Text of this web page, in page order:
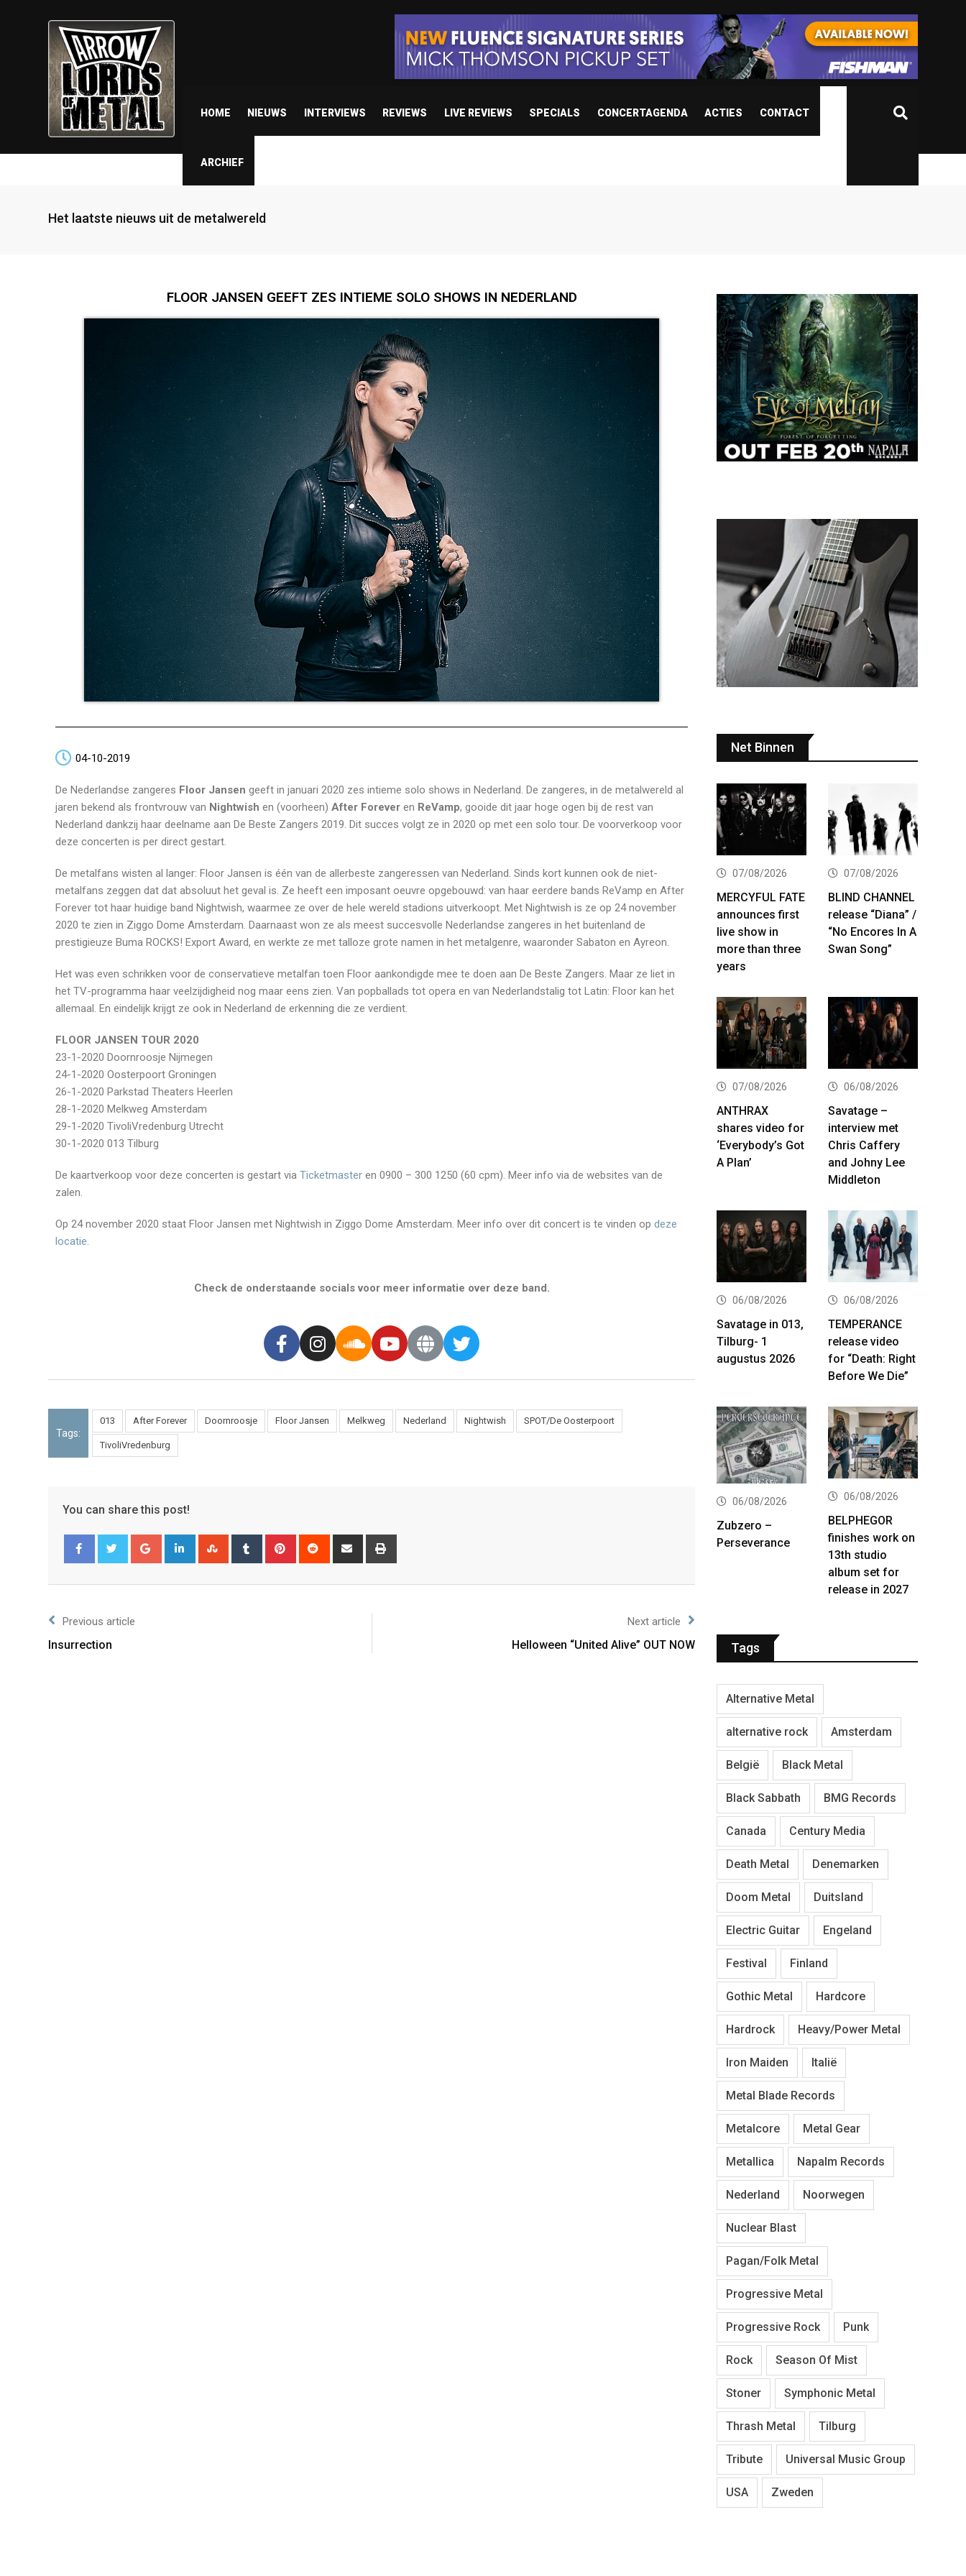
HOME NIEUWS INTERVIEWS REVIEWS LIVE REVIEWS SPECIALS CONCERTAGENDA ACTIES CONTACT
ARCHIEF
Het laatste nieuws uit de metalwereld
FLOOR JANSEN GEEFT ZES INTIEME SOLO SHOWS IN NEDERLAND
04-10-2019
De Nederlandse zangeres Floor Jansen geeft in januari 2020 zes intieme solo shows in Nederland. De zangeres, in de metalwereld al
jaren bekend als frontvrouw van Nightwish en (voorheen) After Forever en ReVamp, gooide dit jaar hoge ogen bij de rest van
Nederland dankzij haar deelname aan De Beste Zangers 2019. Dit succes volgt ze in 2020 op met een solo tour. De voorverkoop voor
deze concerten is per direct gestart.
De metalfans wisten al langer: Floor Jansen is één van de allerbeste zangeressen van Nederland. Sinds kort kunnen ook de niet-
metalfans zeggen dat dat absoluut het geval is. Ze heeft een imposant oeuvre opgebouwd: van haar eerdere bands ReVamp en After
Forever tot haar huidige band Nightwish, waarmee ze over de hele wereld stadions uitverkoopt. Met Nightwish is ze op 24 november
2020 te zien in Ziggo Dome Amsterdam. Daarnaast won ze als meest succesvolle Nederlandse zangeres in het buitenland de
prestigieuze Buma ROCKS! Export Award, en werkte ze met talloze grote namen in het metalgenre, waaronder Sabaton en Ayreon.
Het was even schrikken voor de conservatieve metalfan toen Floor aankondigde mee te doen aan De Beste Zangers. Maar ze liet in
het TV-programma haar veelzijdigheid nog maar eens zien. Van popballads tot opera en van Nederlandstalig tot Latin: Floor kan het
allemaal. En eindelijk krijgt ze ook in Nederland de erkenning die ze verdient.
FLOOR JANSEN TOUR 2020
23-1-2020 Doornroosje Nijmegen
24-1-2020 Oosterpoort Groningen
26-1-2020 Parkstad Theaters Heerlen
28-1-2020 Melkweg Amsterdam
29-1-2020 TivoliVredenburg Utrecht
30-1-2020 013 Tilburg
De kaartverkoop voor deze concerten is gestart via Ticketmaster en 0900 – 300 1250 (60 cpm). Meer info via de websites van de
zalen.
Op 24 november 2020 staat Floor Jansen met Nightwish in Ziggo Dome Amsterdam. Meer info over dit concert is te vinden op deze
locatie.
Check de onderstaande socials voor meer informatie over deze band.
Tags:
013 After Forever Doornroosje Floor Jansen Melkweg Nederland Nightwish SPOT/De Oosterpoort
TivoliVredenburg
You can share this post!
Previous article
Insurrection
Next article
Helloween “United Alive” OUT NOW
Net Binnen
07/08/2026
MERCYFUL FATE
announces first
live show in
more than three
years
07/08/2026
BLIND CHANNEL
release “Diana” /
“No Encores In A
Swan Song”
07/08/2026
ANTHRAX
shares video for
‘Everybody’s Got
A Plan’
06/08/2026
Savatage –
interview met
Chris Caffery
and Johny Lee
Middleton
06/08/2026
Savatage in 013,
Tilburg- 1
augustus 2026
06/08/2026
TEMPERANCE
release video
for “Death: Right
Before We Die”
06/08/2026
Zubzero –
Perseverance
06/08/2026
BELPHEGOR
finishes work on
13th studio
album set for
release in 2027
Tags
Alternative Metal
alternative rock Amsterdam
België Black Metal
Black Sabbath BMG Records
Canada Century Media
Death Metal Denemarken
Doom Metal Duitsland
Electric Guitar Engeland
Festival Finland
Gothic Metal Hardcore
Hardrock Heavy/Power Metal
Iron Maiden Italië
Metal Blade Records
Metalcore Metal Gear
Metallica Napalm Records
Nederland Noorwegen
Nuclear Blast
Pagan/Folk Metal
Progressive Metal
Progressive Rock Punk
Rock Season Of Mist
Stoner Symphonic Metal
Thrash Metal Tilburg
Tribute Universal Music Group
USA Zweden